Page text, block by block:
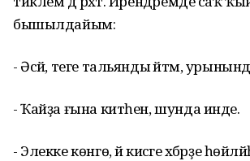
бышылдайым:
- Әсәй, теге тальянды әйтәм,
- Ҡайҙа ғына китһен, шунда инде.
- Элекке көнгө, йә кисәге хәбәрҙе